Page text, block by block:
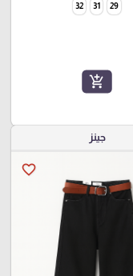
29
31
32
add_shopping_cart
جينز
favorite_border